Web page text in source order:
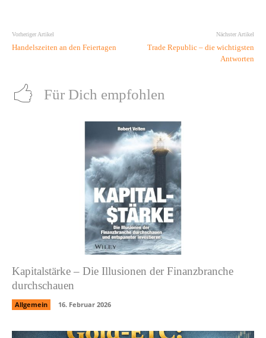
Vorheriger Artikel
Handelszeiten an den Feiertagen
Nächster Artikel
Trade Republic – die wichtigsten
Antworten
Für Dich empfohlen
Kapitalstärke – Die Illusionen der Finanzbranche
durchschauen
Allgemein 16. Februar 2026